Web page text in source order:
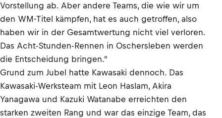
Vorstellung ab. Aber andere Teams, die wie wir um
den WM-Titel kämpfen, hat es auch getroffen, also
haben wir in der Gesamtwertung nicht viel verloren.
Das Acht-Stunden-Rennen in Oschersleben werden
die Entscheidung bringen."
Grund zum Jubel hatte Kawasaki dennoch. Das
Kawasaki-Werksteam mit Leon Haslam, Akira
Yanagawa und Kazuki Watanabe erreichten den
starken zweiten Rang und war das einzige Team, das